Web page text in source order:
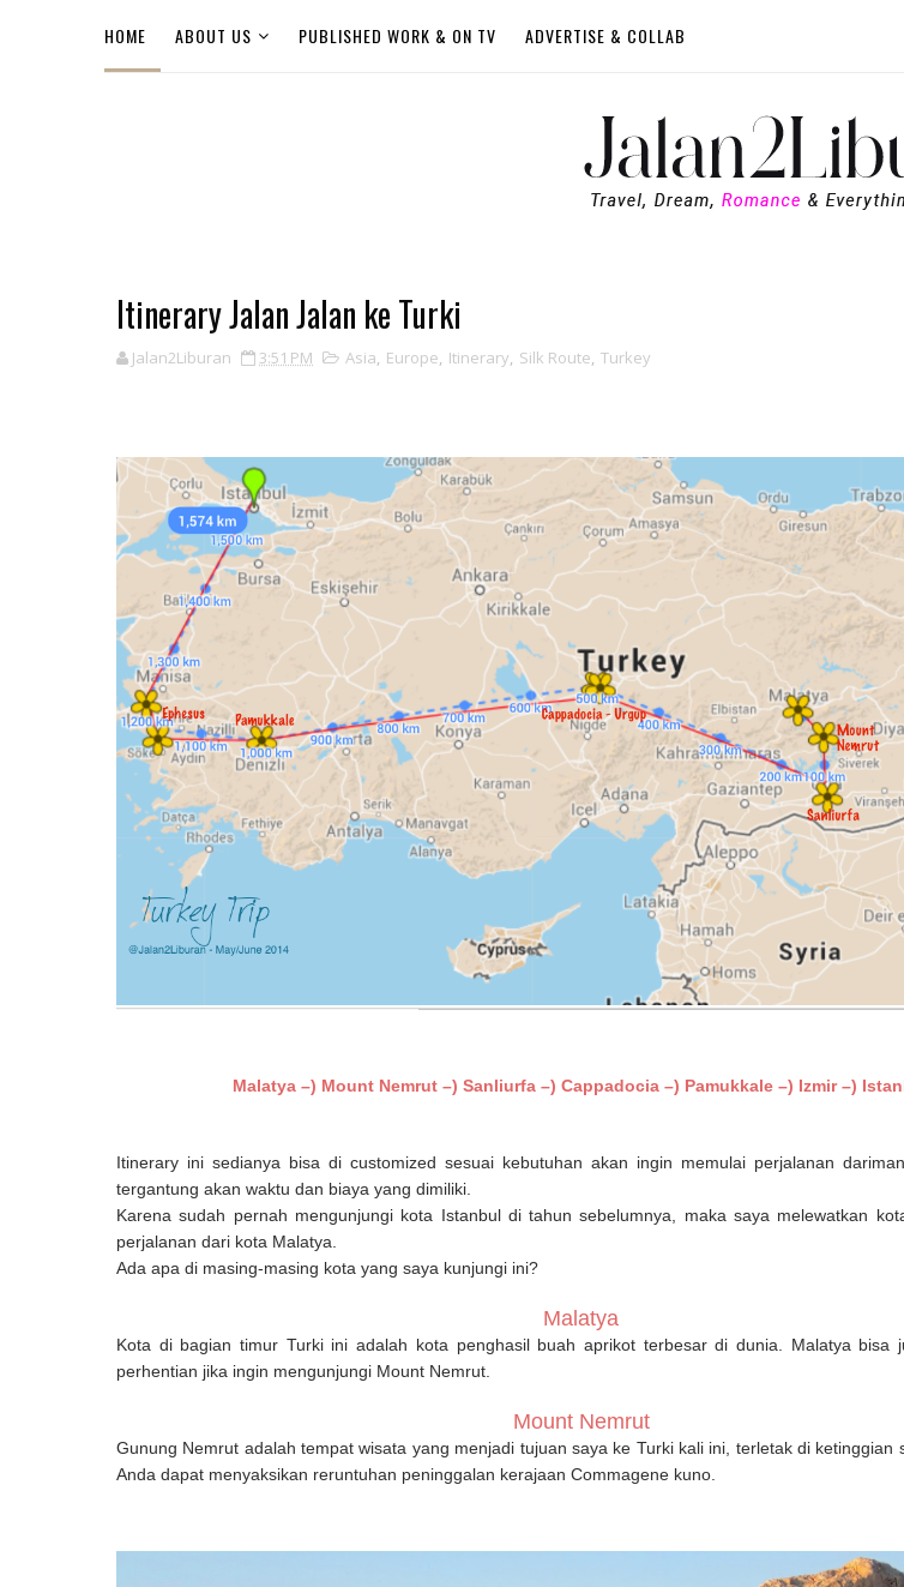
HOME ABOUT US PUBLISHED WORK & ON TV ADVERTISE & COLLAB
Itinerary Jalan Jalan ke Turki
Jalan2Liburan 3:51 PM Asia, Europe, Itinerary, Silk Route, Turkey
Malatya –) Mount Nemrut –) Sanliurfa –) Cappadocia –) Pamukkale –) Izmir –)
Itinerary ini sedianya bisa di customized sesuai kebutuhan akan ingin memulai perjalanan
tergantung akan waktu dan biaya yang dimiliki.
Karena sudah pernah mengunjungi kota Istanbul di tahun sebelumnya, maka saya melewatkan
perjalanan dari kota Malatya.
Ada apa di masing-masing kota yang saya kunjungi ini?
Malatya
Kota di bagian timur Turki ini adalah kota penghasil buah aprikot terbesar di dunia. Malatya bisa
perhentian jika ingin mengunjungi Mount Nemrut.
Mount Nemrut
Gunung Nemrut adalah tempat wisata yang menjadi tujuan saya ke Turki kali ini, terletak di ketinggian
Anda dapat menyaksikan reruntuhan peninggalan kerajaan Commagene kuno.